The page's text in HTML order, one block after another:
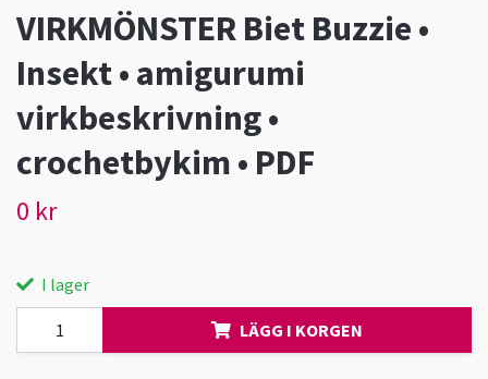
VIRKMÖNSTER Biet Buzzie •
Insekt • amigurumi
virkbeskrivning •
crochetbykim • PDF
0 kr
I lager
LÄGG I KORGEN